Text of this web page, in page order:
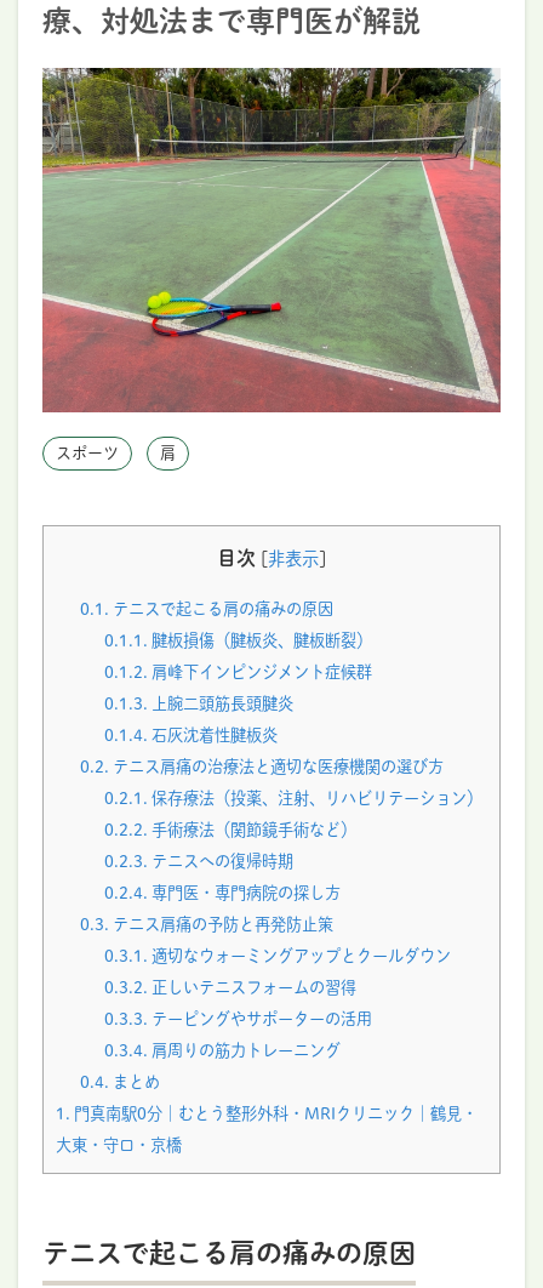
療、対処法まで専門医が解説
スポーツ 肩
目次 [非表示]
0.1.
テニスで起こる肩の痛みの原因
0.1.1.
腱板損傷（腱板炎、腱板断裂）
0.1.2.
肩峰下インピンジメント症候群
0.1.3.
上腕二頭筋長頭腱炎
0.1.4. 石灰沈着性腱板炎
0.2.
テニス肩痛の治療法と適切な医療機関の選び方
0.2.1.
保存療法（投薬、注射、リハビリテーション）
0.2.2. 手術療法（関節鏡手術など）
0.2.3.
テニスへの復帰時期
0.2.4. 専門医・専門病院の探し方
0.3.
テニス肩痛の予防と再発防止策
0.3.1.
適切なウォーミングアップとクールダウン
0.3.2.
正しいテニスフォームの習得
0.3.3.
テーピングやサポーターの活用
0.3.4. 肩周りの筋力トレーニング
0.4.
まとめ
1.
門真南駅0分｜むとう整形外科・MRIクリニック｜鶴見・
大東・守口・京橋
テニスで起こる肩の痛みの原因